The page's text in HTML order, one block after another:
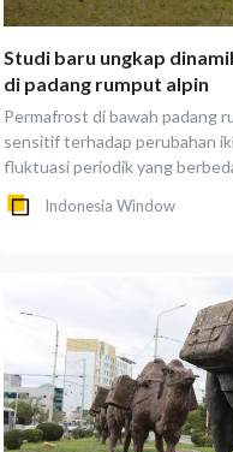
Studi baru ungkap
di padang rumput alpin
Permafrost di bawah padang
sensitif terhadap perubahan
fluktuasi periodik yang
Indonesia Window